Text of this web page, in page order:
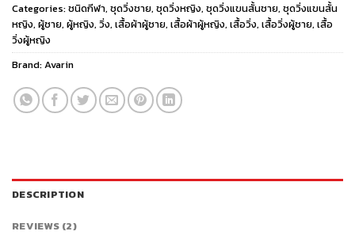
Categories:ชนิดกีฬา, ชุดวิ่งชาย, ชุดวิ่งหญิง, ชุดวิ่งแขนสั้นชาย, ชุดวิ่งแขนสั้น
หญิง, ผู้ชาย, ผู้หญิง, วิ่ง, เสื้อผ้าผู้ชาย, เสื้อผ้าผู้หญิง, เสื้อวิ่ง, เสื้อวิ่งผู้ชาย, เสื้อ
วิ่งผู้หญิง
Brand:Avarin
DESCRIPTION
REVIEWS (2)